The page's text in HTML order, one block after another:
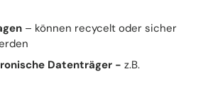
– können recycelt oder sicher
Datenträger - z.B.